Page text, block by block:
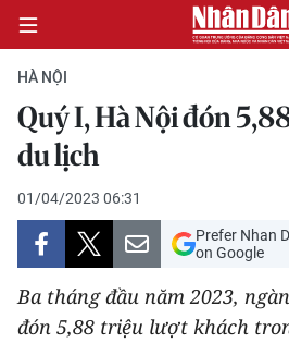
CHÍNH TRỊ
KINH TẾ
VĂN HÓA
XÃ HỘI
HÀ NỘI
Quý I, Hà Nội đón
du lịch
01/04/2023 06:31
Prefer Nhan
on Google
Ba tháng đầu năm 2023,
đón 5,88 triệu lượt khách